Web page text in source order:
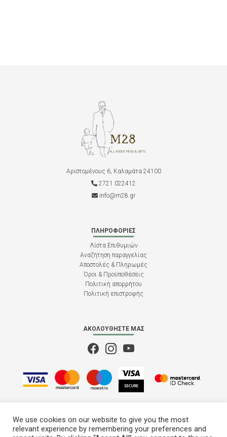
Αριστομένους 6, Καλαμάτα 24100
2721 022412
info@m28.gr
ΠΛΗΡΟΦΟΡΊΕΣ
Λίστα Επιθυμιών
Αναζήτηση παραγγελίας
Αποστολές & Πληρωμές
Όροι & Προϋποθέσεις
Πολιτική απορρήτου
Πολιτική επιστροφής
ΑΚΟΛΟΥΘΉΣΤΕ ΜΑΣ
We use cookies on our website to give you the most
relevant experience by remembering your preferences and